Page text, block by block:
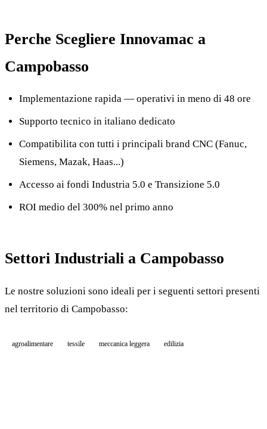
Perche Scegliere Innovamac a
Campobasso
Implementazione rapida — operativi in meno di 48 ore
Supporto tecnico in italiano dedicato
Compatibilita con tutti i principali brand CNC (Fanuc,
Siemens, Mazak, Haas...)
Accesso ai fondi Industria 5.0 e Transizione 5.0
ROI medio del 300% nel primo anno
Settori Industriali a Campobasso
Le nostre soluzioni sono ideali per i seguenti settori presenti
nel territorio di Campobasso:
agroalimentare tessile meccanica leggera edilizia